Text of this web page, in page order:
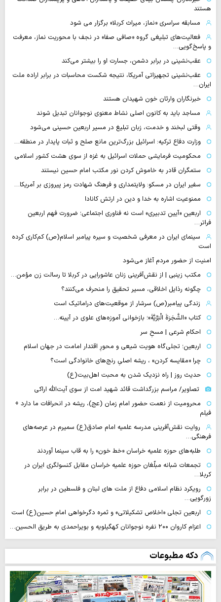
هستند
مسابقه سراسری «نماز، میراث کربلا» برگزار می شود
فعالیت‌های تبلیغی گروه «صافی صفا» در نجف با محوریت نماز، معرفت
و پاسخ‌گویی…
عقب‌نشینی در برابر دشمن، جسارت او را بیشتر می‌کند
عقب‌نشینی تجهیزاتی آمریکا، نتیجه شکست محاسبات در برابر اراده ملت
ایران…
خبرنگاران وارثان خون شهیدان هستند
مساجد باید به کانون اصلی نشاط معنوی نوجوانان تبدیل شوند
وقتی لبخند و خدمت، زبان تبلیغ در مسیر اربعین حسینی می‌شود
وزارت دفاع ترکیه: اسرائیل بزرگ‌ترین مانع صلح و ثبات پایدار در منطقه…
محکومیت فرمایشی حملات اسرائیل به غزه از سوی هشت کشور اسلامی
ستمگران قادر به خاموش کردن نور مکتب امام حسین نیستند
سفیر ایران در مسکو: ولایتمداری و فرهنگ شهادت رمز پیروزی بر آمریکا…
ممنوعیت اشاره به خدا و دین در ارتش کانادا
اربعین «آیین تدبیری» است نه فناوری اجتماعی؛ ضرورت فهم اربعین
فراتر…
سینمای ایران در معرفی شخصیت و سیره پیامبر اسلام(ص) کم‌کاری کرده
است
امنیت از حضور مردم آغاز می‌شود
مکتب زینبی | از نقش‌آفرینی زنان عاشورایی در کربلا تا رسالت زن مؤمن…
چگونه رذایل اخلاقی، مسیر تحقیق را منحرف می‌کنند؟
زندگی پیامبر(ص) سرشار از موقعیت‌های دراماتیک است
کتاب «الشَّجَرَةَ الْبَرِّیَّةَ»؛ بازخوانی آموزه‌های علوی در آیینه…
احکام شرعی | مسحِ سر
اربعین؛ تجلی‌گاه هویت شیعی و محورِ اقتدار امامت در جهان اسلام
چرا «مقایسه کردن» ، ریشه اصلیِ رنج‌های خانوادگی است؟
حدیث روز | راه نزدیک شدن به محبت اهل‌بیت(ع)
تصاویر/ مراسم بزرگداشت قائد شهید امت از سوی آیت‌الله اراکی
محرومیت از نعمت حضور امام زمان (عج)، ریشه در انحرافات ما دارد +
فیلم
روایت نقش‌آفرینی مدرسه علمیه امام صادق(ع) سمیرم در عرصه‌های
فرهنگی…
طلبه‌های حوزه علمیه خراسان «خط خون» را به قاب سینما آوردند
تجمعات شبانه مبلّغان حوزه علمیه خراسان مقابل کنسولگری ایران در
کربلا…
رویکرد نظام اسلامی دفاع از ملت های لبنان و فلسطین در برابر
زورگویی…
اربعین تجلی «اخلاص تشکیلاتی» و ثمره دگرخواهی امام حسین(ع) است
اعزام کاروان ۲۰۰ نفره نوجوانان کهگیلویه و بویراحمدی به طریق الحسین…
دکه مطبوعات